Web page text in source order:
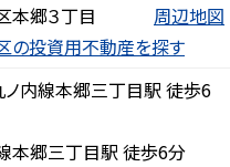
本郷３丁目
周辺地図
の投資用不動産を探す
ノ内線本郷三丁目駅 徒歩6
本郷三丁目駅 徒歩6分